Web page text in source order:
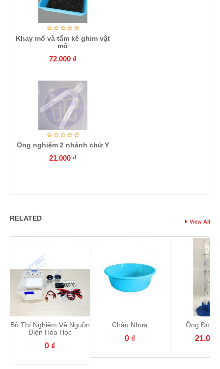
Khay mổ và tấm kê ghim vật
mổ
72.000 ₫
Ống nghiệm 2 nhánh chữ Y
21.000 ₫
RELATED View All
Bộ Thí Nghiệm Về Nguồn
Điện Hóa Học
0 ₫
Chậu Nhựa
0 ₫
Ống Đong